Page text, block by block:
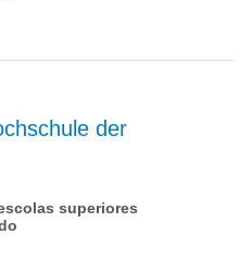
der
superiores